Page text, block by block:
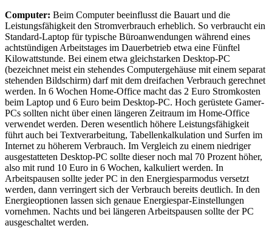
Computer: Beim Computer beeinflusst die Bauart und die
Leistungsfähigkeit den Stromverbrauch erheblich. So verbraucht ein
Standard-Laptop für typische Büroanwendungen während eines
achtstündigen Arbeitstages im Dauerbetrieb etwa eine Fünftel
Kilowattstunde. Bei einem etwa gleichstarken Desktop-PC
(bezeichnet meist ein stehendes Computergehäuse mit einem separat
stehenden Bildschirm) darf mit dem dreifachen Verbrauch gerechnet
werden. In 6 Wochen Home-Office macht das 2 Euro Stromkosten
beim Laptop und 6 Euro beim Desktop-PC. Hoch gerüstete Gamer-
PCs sollten nicht über einen längeren Zeitraum im Home-Office
verwendet werden. Deren wesentlich höhere Leistungsfähigkeit
führt auch bei Textverarbeitung, Tabellenkalkulation und Surfen im
Internet zu höherem Verbrauch. Im Vergleich zu einem niedriger
ausgestatteten Desktop-PC sollte dieser noch mal 70 Prozent höher,
also mit rund 10 Euro in 6 Wochen, kalkuliert werden. In
Arbeitspausen sollte jeder PC in den Energiesparmodus versetzt
werden, dann verringert sich der Verbrauch bereits deutlich. In den
Energieoptionen lassen sich genaue Energiespar-Einstellungen
vornehmen. Nachts und bei längeren Arbeitspausen sollte der PC
ausgeschaltet werden.